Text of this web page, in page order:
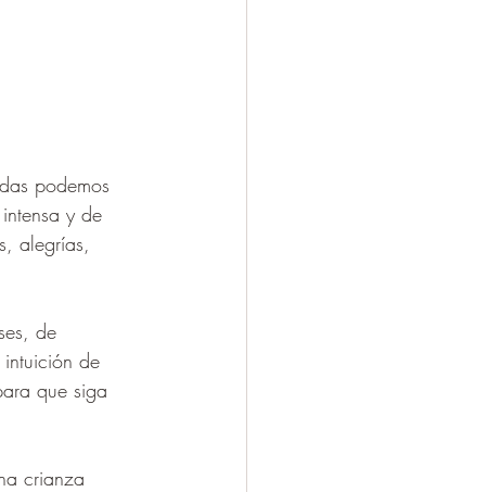
podemos
y de
alegrías,
de
de
que siga
crianza